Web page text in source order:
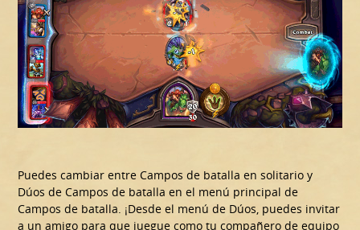
Puedes cambiar entre Campos de batalla en solitario y
Dúos de Campos de batalla en el menú principal de
Campos de batalla. ¡Desde el menú de Dúos, puedes invitar
a un amigo para que juegue como tu compañero de equipo